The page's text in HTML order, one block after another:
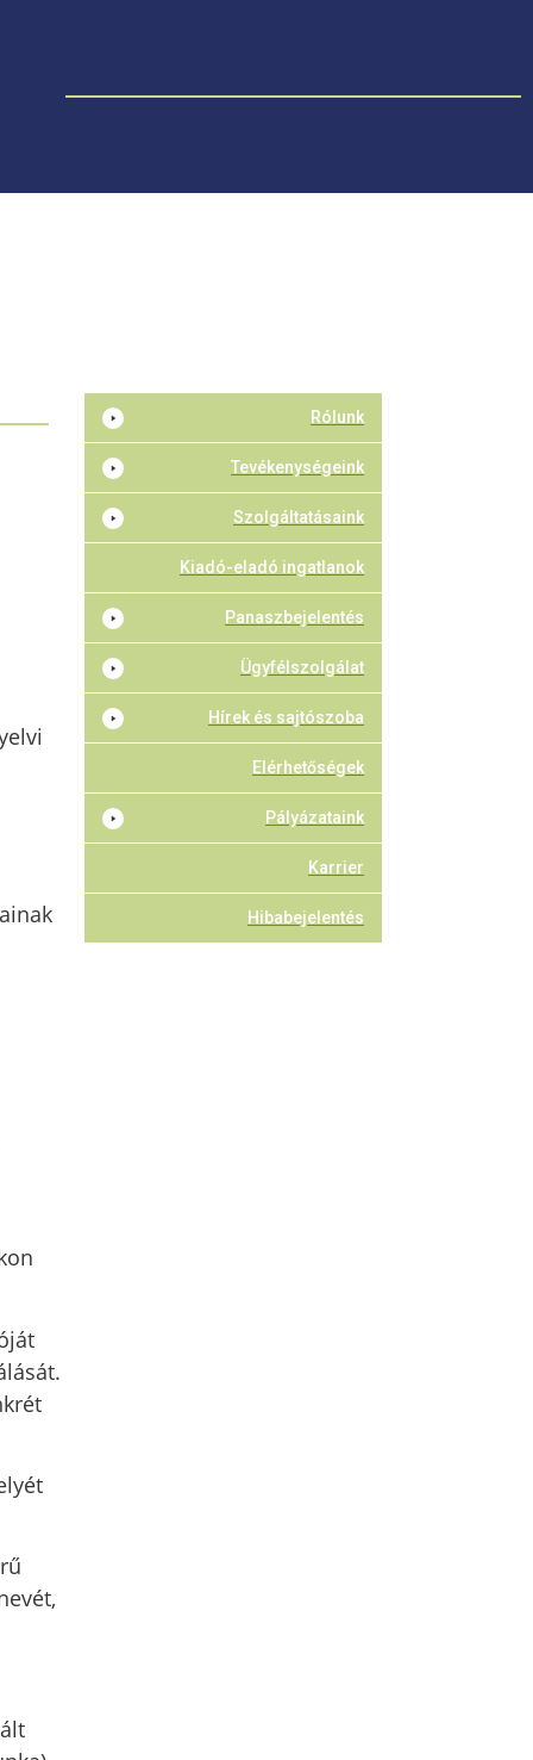
Rólunk
Tevékenységeink
Szolgáltatásaink
Kiadó-eladó ingatlanok
Panaszbejelentés
Ügyfélszolgálat
Hírek és sajtószoba
Elérhetőségek
Pályázataink
Karrier
Hibabejelentés